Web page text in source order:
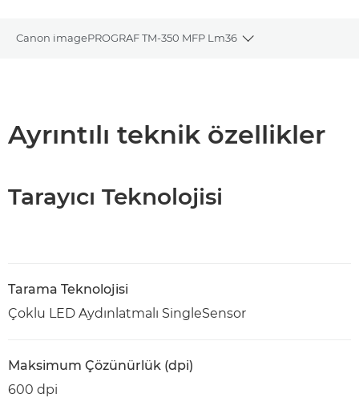
Canon imagePROGRAF TM-350 MFP Lm36
Toggle
Ayrıntılı teknik özellikler
Tarayıcı Teknolojisi
Tarama Teknolojisi
Çoklu LED Aydınlatmalı SingleSensor
Maksimum Çözünürlük (dpi)
600 dpi